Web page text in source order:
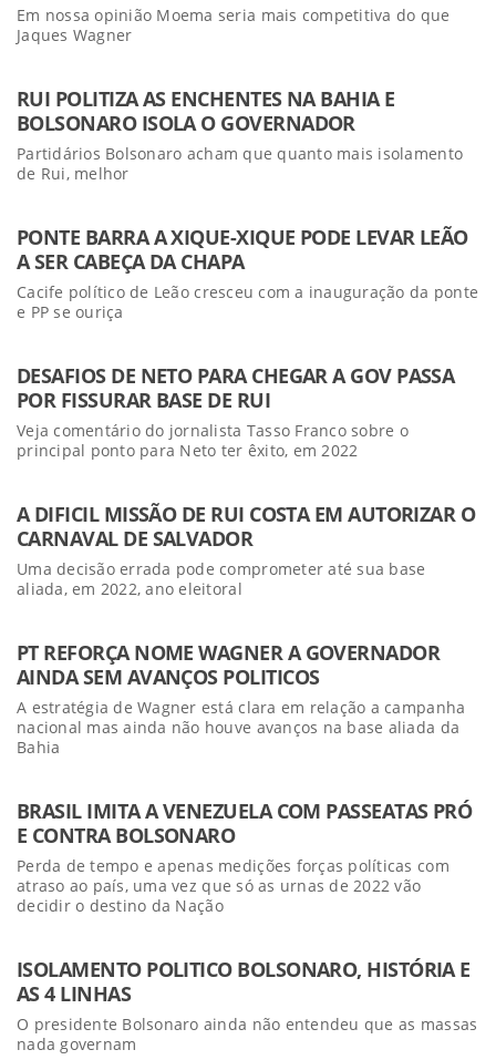
Em nossa opinião Moema seria mais competitiva do que
Jaques Wagner
RUI POLITIZA AS ENCHENTES NA BAHIA E
BOLSONARO ISOLA O GOVERNADOR
Partidários Bolsonaro acham que quanto mais isolamento
de Rui, melhor
PONTE BARRA A XIQUE-XIQUE PODE LEVAR LEÃO
A SER CABEÇA DA CHAPA
Cacife político de Leão cresceu com a inauguração da ponte
e PP se ouriça
DESAFIOS DE NETO PARA CHEGAR A GOV PASSA
POR FISSURAR BASE DE RUI
Veja comentário do jornalista Tasso Franco sobre o
principal ponto para Neto ter êxito, em 2022
A DIFICIL MISSÃO DE RUI COSTA EM AUTORIZAR O
CARNAVAL DE SALVADOR
Uma decisão errada pode comprometer até sua base
aliada, em 2022, ano eleitoral
PT REFORÇA NOME WAGNER A GOVERNADOR
AINDA SEM AVANÇOS POLITICOS
A estratégia de Wagner está clara em relação a campanha
nacional mas ainda não houve avanços na base aliada da
Bahia
BRASIL IMITA A VENEZUELA COM PASSEATAS PRÓ
E CONTRA BOLSONARO
Perda de tempo e apenas medições forças políticas com
atraso ao país, uma vez que só as urnas de 2022 vão
decidir o destino da Nação
ISOLAMENTO POLITICO BOLSONARO, HISTÓRIA E
AS 4 LINHAS
O presidente Bolsonaro ainda não entendeu que as massas
nada governam